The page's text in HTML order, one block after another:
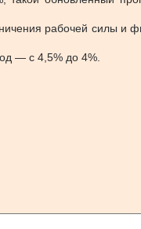
рабочей силы и
— с 4,5% до 4%.